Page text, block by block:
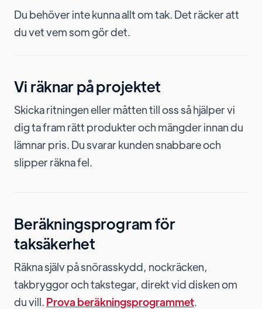
Du behöver inte kunna allt om tak. Det räcker att
du vet vem som gör det.
Vi räknar på projektet
Skicka ritningen eller måtten till oss så hjälper vi
dig ta fram rätt produkter och mängder innan du
lämnar pris. Du svarar kunden snabbare och
slipper räkna fel.
Beräkningsprogram för
taksäkerhet
Räkna själv på snörasskydd, nockräcken,
takbryggor och takstegar, direkt vid disken om
du vill. Prova beräkningsprogrammet.